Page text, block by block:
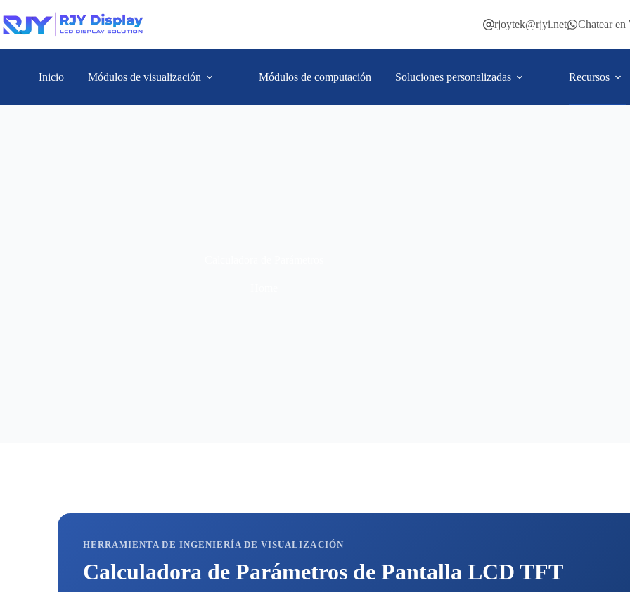
rjoytek@rjyi.net Chatear
Inicio Módulos de visualización Módulos de computación Soluciones personalizadas Recursos
HERRAMIENTA DE INGENIERÍA DE VISUALIZACIÓN
Calculadora de Parámetros de Pantalla LCD TFT